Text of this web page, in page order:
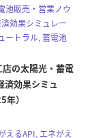
池販売・営業ノウ
効果シミュレー
ートラル, 蓄電池
の太陽光・蓄電
済効果シミュ
）
えるAPI, エネがえ